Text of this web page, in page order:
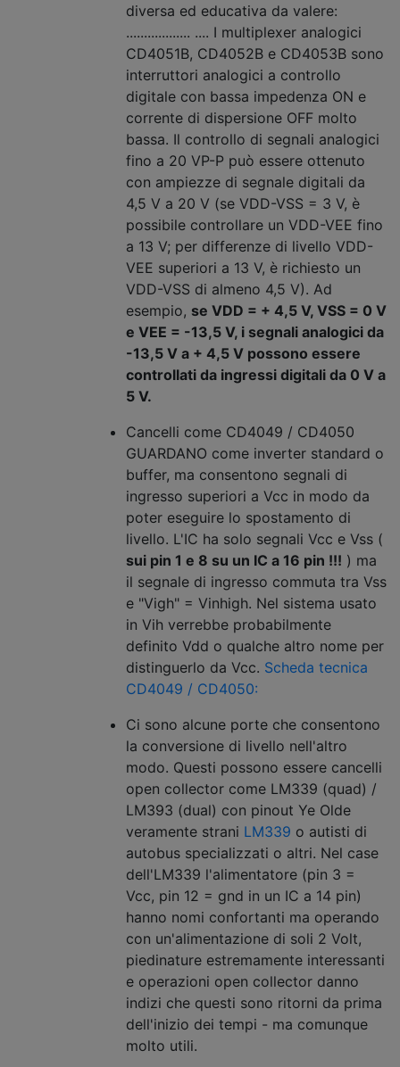
diversa ed educativa da valere:
.................. .... I multiplexer analogici
CD4051B, CD4052B e CD4053B sono
interruttori analogici a controllo
digitale con bassa impedenza ON e
corrente di dispersione OFF molto
bassa. Il controllo di segnali analogici
fino a 20 VP-P può essere ottenuto
con ampiezze di segnale digitali da
4,5 V a 20 V (se VDD-VSS = 3 V, è
possibile controllare un VDD-VEE fino
a 13 V; per differenze di livello VDD-
VEE superiori a 13 V, è richiesto un
VDD-VSS di almeno 4,5 V). Ad
esempio, se VDD = + 4,5 V, VSS = 0 V
e VEE = -13,5 V, i segnali analogici da
-13,5 V a + 4,5 V possono essere
controllati da ingressi digitali da 0 V a
5 V.
Cancelli come CD4049 / CD4050
GUARDANO come inverter standard o
buffer, ma consentono segnali di
ingresso superiori a Vcc in modo da
poter eseguire lo spostamento di
livello. L'IC ha solo segnali Vcc e Vss (
sui pin 1 e 8 su un IC a 16 pin !!! ) ma
il segnale di ingresso commuta tra Vss
e "Vigh" = Vinhigh. Nel sistema usato
in Vih verrebbe probabilmente
definito Vdd o qualche altro nome per
distinguerlo da Vcc. Scheda tecnica
CD4049 / CD4050:
Ci sono alcune porte che consentono
la conversione di livello nell'altro
modo. Questi possono essere cancelli
open collector come LM339 (quad) /
LM393 (dual) con pinout Ye Olde
veramente strani LM339 o autisti di
autobus specializzati o altri. Nel case
dell'LM339 l'alimentatore (pin 3 =
Vcc, pin 12 = gnd in un IC a 14 pin)
hanno nomi confortanti ma operando
con un'alimentazione di soli 2 Volt,
piedinature estremamente interessanti
e operazioni open collector danno
indizi che questi sono ritorni da prima
dell'inizio dei tempi - ma comunque
molto utili.